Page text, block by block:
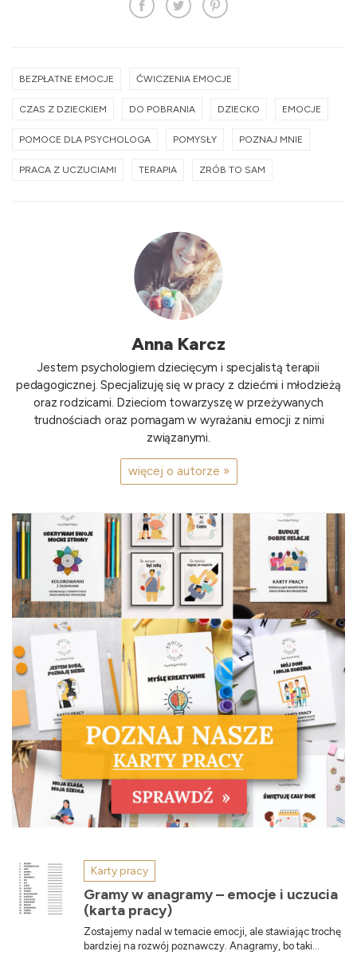
BEZPŁATNE EMOCJE ĆWICZENIA EMOCJE
CZAS Z DZIECKIEM DO POBRANIA DZIECKO EMOCJE
POMOCE DLA PSYCHOLOGA POMYSŁY POZNAJ MNIE
PRACA Z UCZUCIAMI TERAPIA ZRÓB TO SAM
Anna Karcz
Jestem psychologiem dziecięcym i specjalistą terapii
pedagogicznej. Specjalizuję się w pracy z dziećmi i młodzieżą
oraz rodzicami. Dzieciom towarzyszę w przeżywanych
trudnościach oraz pomagam w wyrażaniu emocji z nimi
związanymi.
więcej o autorze »
Karty pracy
Gramy w anagramy – emocje i uczucia
(karta pracy)
Zostajemy nadal w temacie emocji, ale stawiając trochę
bardziej na rozwój poznawczy. Anagramy, bo taki...